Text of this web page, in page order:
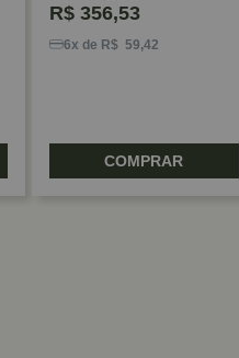
R$356,53
6x de R$ 59,42
COMPRAR